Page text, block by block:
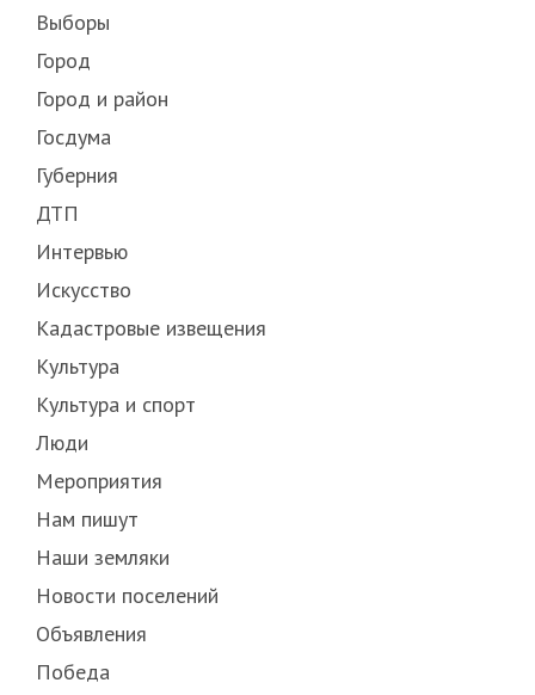
Выборы
Город
Город и район
Госдума
Губерния
ДТП
Интервью
Искусство
Кадастровые извещения
Культура
Культура и спорт
Люди
Мероприятия
Нам пишут
Наши земляки
Новости поселений
Объявления
Победа